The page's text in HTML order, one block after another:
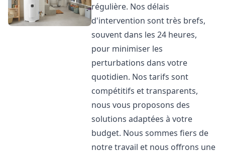
régulière. Nos délais
d'intervention sont très brefs,
souvent dans les 24 heures,
pour minimiser les
perturbations dans votre
quotidien. Nos tarifs sont
compétitifs et transparents,
nous vous proposons des
solutions adaptées à votre
budget. Nous sommes fiers de
notre travail et nous offrons une